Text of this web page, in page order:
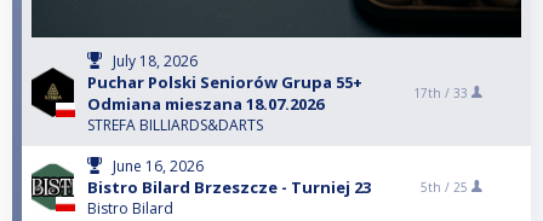
July 18, 2026
Puchar Polski Seniorów Grupa 55+
Odmiana mieszana 18.07.2026
STREFA BILLIARDS&DARTS
17th / 33
June 16, 2026
Bistro Bilard Brzeszcze - Turniej 23
Bistro Bilard
5th / 25